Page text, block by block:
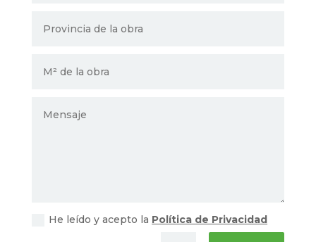
He leído y acepto la Política de Privacidad